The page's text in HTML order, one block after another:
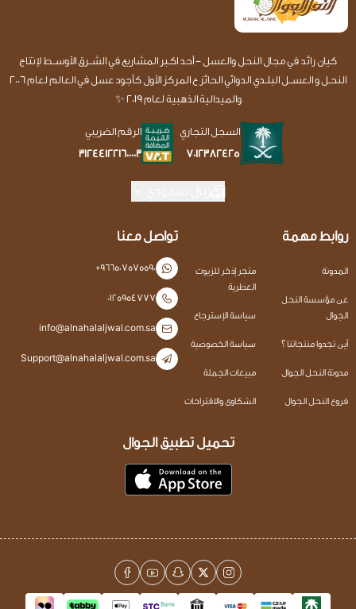
كيان رائد في مجال النحل والعسل - أحد اكـبر المشاريع في الشــرق الأوســط لإنتاج
النحـل و العســل البلـدي الدوائي الحائز ع المركز الأول كأجود عسل في العالم لعام 2006
والميدالية الذهبية لعام 2019 ✨
السجل التجاري
7012382425
الرقم الضريبي
312441221600003
روابط مهمة
المدونة
عن مؤسسة النحل
الجوال
أين تجدوا منتجاتنا ؟
مدونة النحل الجوال
فروع النحل الجوال
متجر إذخر للزيوت
العطرية
سياسة الإسترجاع
سياسة الخصوصية
مبيعات الجملة
الشكاوى والاقتراحات
تواصل معنا
+966507575590
0125954777
info@alnahalaljwal.com.sa
Support@alnahalaljwal.com.sa
تحميل تطبيق الجوال